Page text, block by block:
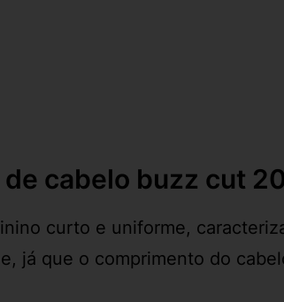
cabelo buzz cut
curto e uniforme,
já que o comprimento do